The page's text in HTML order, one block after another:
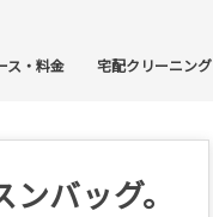
ス・料金 宅配クリーニング
バッグ。